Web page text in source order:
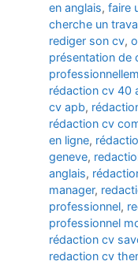
en anglais, faire
cherche un
rediger son cv,
présentation de
rédaction cv 40
cv apb,
rédaction cv
en ligne,
geneve,
anglais,
manager,
professionnel,
professionnel
rédaction cv
redaction cv